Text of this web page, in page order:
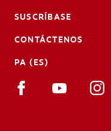
SUSCRÍBASE
CONTÁCTENOS
PA (ES)